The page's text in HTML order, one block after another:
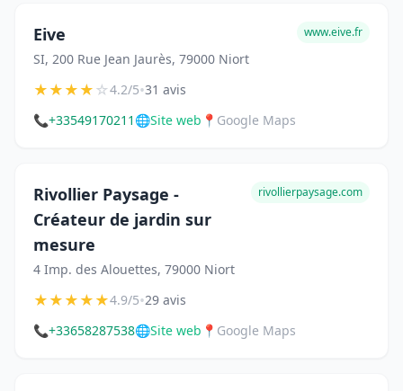
Eive
SI, 200 Rue Jean Jaurès, 79000 Niort
www.eive.fr
★★★★☆4.2/5•31 avis
📞+33549170211 🌐Site web 📍 Google Maps
Rivollier Paysage -
Créateur de jardin sur
mesure
4 Imp. des Alouettes, 79000 Niort
rivollierpaysage.com
★★★★★4.9/5•29 avis
📞+33658287538🌐Site web 📍 Google Maps